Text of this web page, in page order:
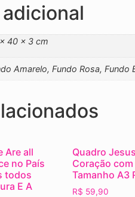
40 × 3 cm
Amarelo, Fundo Rosa, Fundo
Are all
no País
todos
E A
Quadro
Coração
Tamanho A3
R$ 59,90